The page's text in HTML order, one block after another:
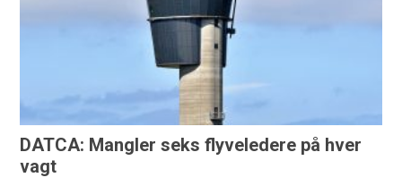
DATCA: Mangler seks flyveledere på hver
vagt